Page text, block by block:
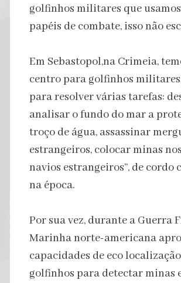
golfinhos militares que
papéis de combate, isso não
Em Sebastopol,na Crimeia,
centro para golfinhos
para resolver várias tarefas:
analisar o fundo do mar a
troço de água, assassinar
estrangeiros, colocar minas
navios estrangeiros”, de cordo
na época.
Por sua vez, durante a Guerra
Marinha norte-americana
capacidades de eco
golfinhos para detectar minas